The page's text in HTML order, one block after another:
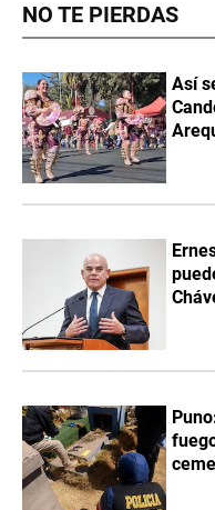
NO TE PIERDAS
Así